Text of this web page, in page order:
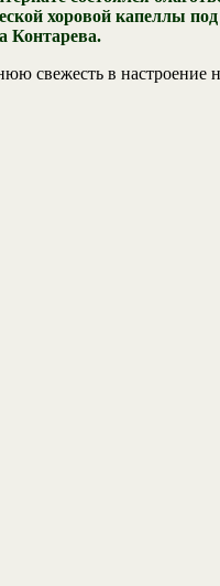
хоровой капеллы
Контарева.
свежесть в